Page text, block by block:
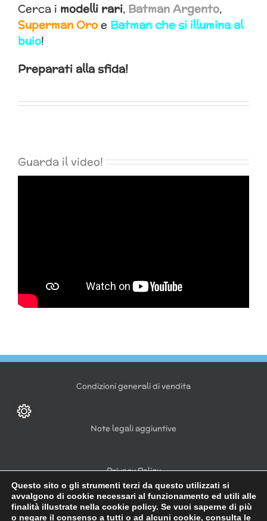
Cerca i modelli rari, Batman Argento,
Superman Oroe Batman che si illumina al
buio!
Preparati alla sfida!
Guarda il video!
Condizioni generali di vendita
Note legali aggiuntive
Privacy Policy
Questo sito o gli strumenti terzi da questo utilizzati si
avvalgono di cookie necessari al funzionamento ed utili alle
finalità illustrate nella cookie policy. Se vuoi saperne di più
o negare il consenso a tutti o ad alcuni cookie, consulta le